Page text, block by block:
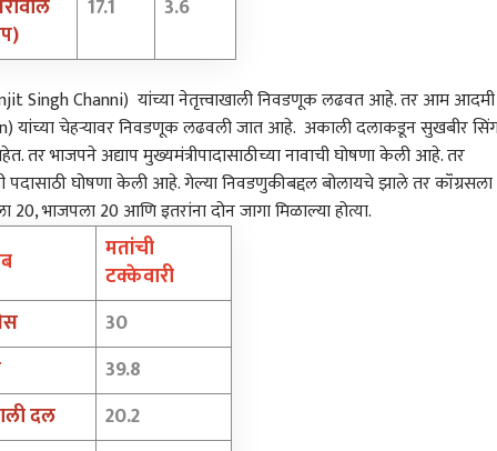
17.1 3.6
Singh Channi) यांच्या नेतृत्त्वाखाली निवडणूक लढवत आहे. तर आम आदमी
यांच्या चेहऱ्यावर निवडणूक लढवली जात आहे. अकाली दलाकडून सुखबीर
तर भाजपने अद्याप मुख्यमंत्रीपादासाठीच्या नावाची घोषणा केली आहे. तर
पदासाठी घोषणा केली आहे. गेल्या निवडणुकीबद्दल बोलायचे झाले तर कॉंग्रसला
भाजपला 20 आणि इतरांना दोन जागा मिळाल्या होत्या.
मतांची
टक्केवारी
30
39.8
दल
20.2
भरलेलं पनीर अन् तूप
किळस आणणारे
फडणवीसांकडे मागणी
दिलासा...
दबाव कायम, तरी
जैसे थे; आरबीआयची
वॉच' भूमिका कायम
सुरेश धसांची हात जोडून
अमृता फडणवीसांना विनंती,
साहेबांना तेवढं सांगा;
बीडसाठी केली विशेष मागणी
महाराष्ट्रात ‘ॲनालॉग पनीर’वर
वर्षभराची बंदी, तुकाराम मुंढेंचा
आणखी एक तडाखा; हॉटेल,
रेस्टॉरंट आणि केटरर्सनाही